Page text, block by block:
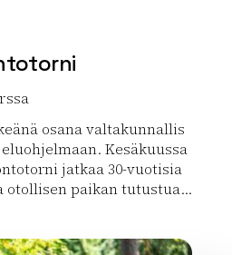
osana valtakunnallis
Kesäkuussa
jatkaa 30-vuotisia
paikan tutustua...
{ }